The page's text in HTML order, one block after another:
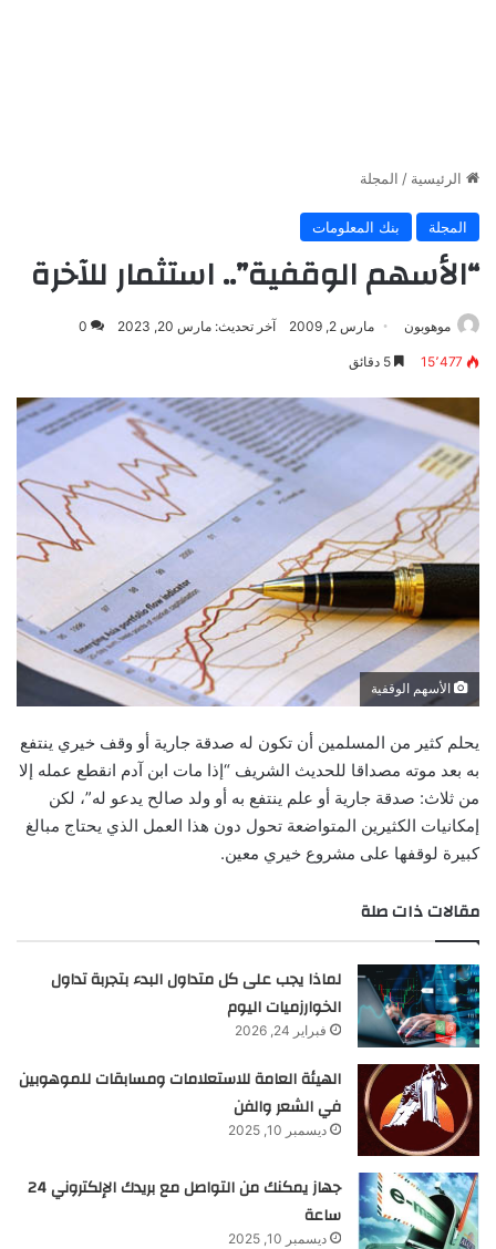
الرئيسية / المجلة
المجلة بنك المعلومات
“الأسهم الوقفية”.. استثمار للآخرة
موهوبون مارس 2, 2009 آخر تحديث: مارس 20, 2023 0
15٬477
الأسهم الوقفية
يحلم كثير من المسلمين أن تكون له صدقة جارية أو وقف خيري ينتفع
به بعد موته مصداقا للحديث الشريف “إذا مات ابن آدم انقطع عمله إلا
من ثلاث: صدقة جارية أو علم ينتفع به أو ولد صالح يدعو له”، لكن
إمكانيات الكثيرين المتواضعة تحول دون هذا العمل الذي يحتاج مبالغ
كبيرة لوقفها على مشروع خيري معين.
مقالات ذات صلة
لماذا يجب على كل متداول البدء بتجربة تداول
الخوارزميات اليوم
فبراير 24, 2026
الهيئة العامة للاستعلامات ومسابقات للموهوبين
في الشعر والفن
ديسمبر 10, 2025
جهاز يمكنك من التواصل مع بريدك الإلكتروني 24
ساعة
ديسمبر 10, 2025